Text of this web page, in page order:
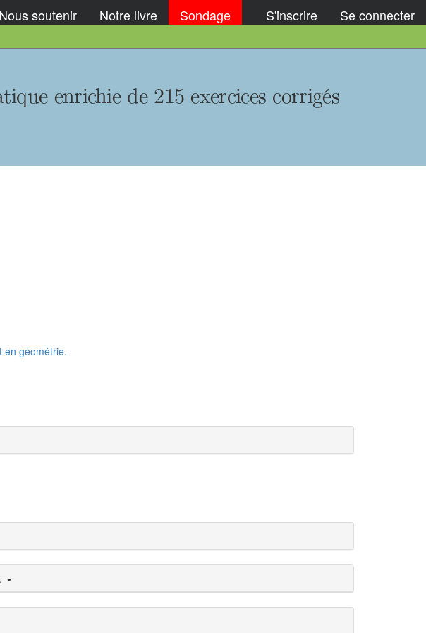
Nous soutenir Notre livre Sondage S'inscrire Se connecter
enrichie de 215 exercices corrigés
en géométrie.